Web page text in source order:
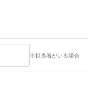
※担当者がいる場合